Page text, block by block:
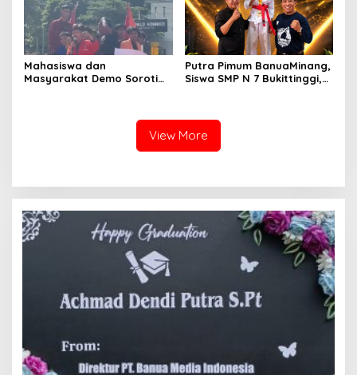
Mahasiswa dan
Masyarakat Demo Soroti
Putra Pimum BanuaMinang,
Siswa SMP N 7 Bukittinggi,
Kejuaraan Karate Jam
Gadang Inkanas Bukittinggi
View More